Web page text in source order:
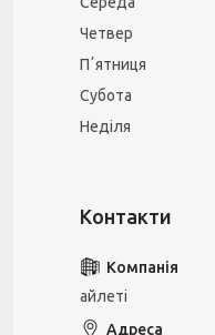
Четвер
Пʼятниця
Субота
Неділя
айлеті